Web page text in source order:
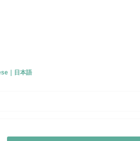
｜日本語